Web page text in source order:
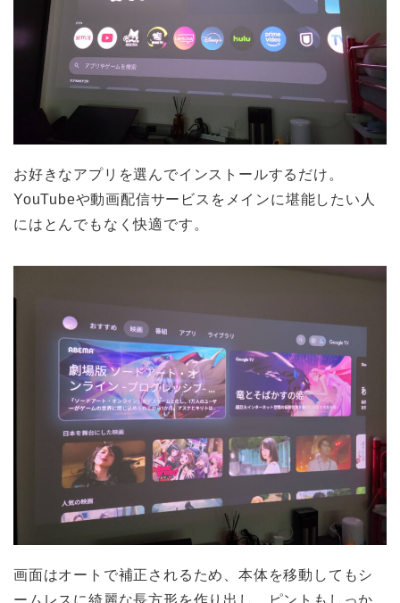
お好きなアプリを選んでインストールするだけ。
YouTubeや動画配信サービスをメインに堪能したい人
にはとんでもなく快適です。
画面はオートで補正されるため、本体を移動してもシ